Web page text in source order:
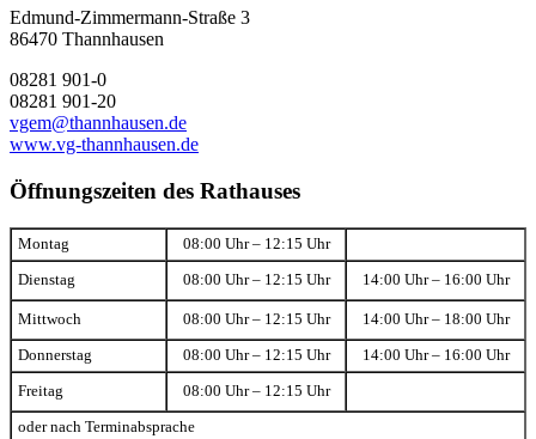
Edmund-Zimmermann-Straße 3
86470 Thannhausen
08281 901-0
08281 901-20
vgem@thannhausen.de
www.vg-thannhausen.de
Öffnungszeiten des Rathauses
Montag 08:00 Uhr – 12:15 Uhr
Dienstag 08:00 Uhr – 12:15 Uhr 14:00 Uhr – 16:00 Uhr
Mittwoch 08:00 Uhr – 12:15 Uhr 14:00 Uhr – 18:00 Uhr
Donnerstag 08:00 Uhr – 12:15 Uhr 14:00 Uhr – 16:00 Uhr
Freitag 08:00 Uhr – 12:15 Uhr
oder nach Terminabsprache